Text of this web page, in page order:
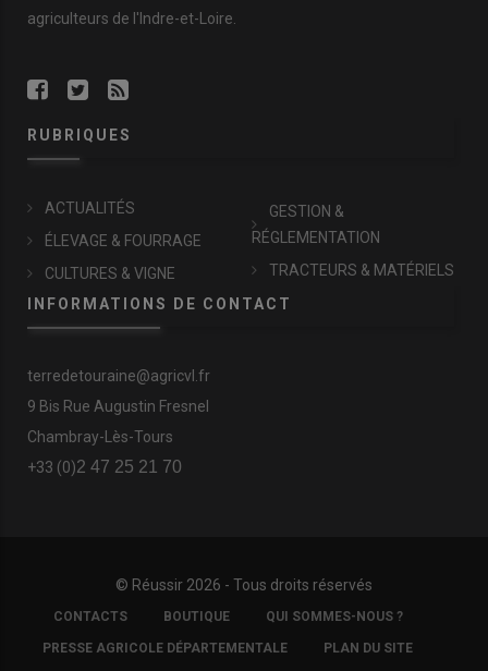
agriculteurs de l'Indre-et-Loire.
RUBRIQUES
ACTUALITÉS
ÉLEVAGE & FOURRAGE
CULTURES & VIGNE
GESTION &
RÉGLEMENTATION
TRACTEURS & MATÉRIELS
INFORMATIONS DE CONTACT
terredetouraine@agricvl.fr
9 Bis Rue Augustin Fresnel
Chambray-Lès-Tours
+33 (0)2 47 25 21 70
© Réussir 2026 - Tous droits réservés
FOOTER
COPYRIGHT
CONTACTS BOUTIQUE QUI SOMMES-NOUS ?
PRESSE AGRICOLE DÉPARTEMENTALE PLAN DU SITE